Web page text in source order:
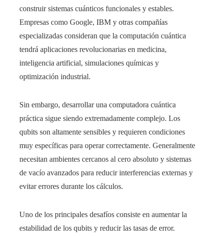
construir sistemas cuánticos funcionales y estables.
Empresas como Google, IBM y otras compañías
especializadas consideran que la computación cuántica
tendrá aplicaciones revolucionarias en medicina,
inteligencia artificial, simulaciones químicas y
optimización industrial.
Sin embargo, desarrollar una computadora cuántica
práctica sigue siendo extremadamente complejo. Los
qubits son altamente sensibles y requieren condiciones
muy específicas para operar correctamente. Generalmente
necesitan ambientes cercanos al cero absoluto y sistemas
de vacío avanzados para reducir interferencias externas y
evitar errores durante los cálculos.
Uno de los principales desafíos consiste en aumentar la
estabilidad de los qubits y reducir las tasas de error.